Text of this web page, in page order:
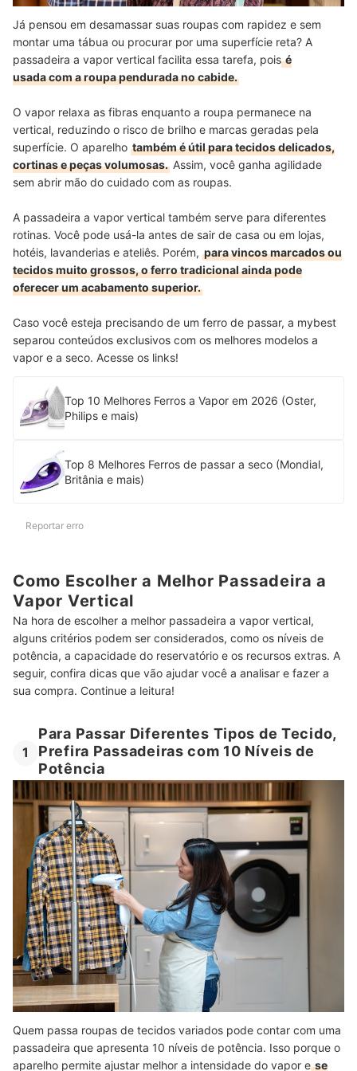
Já pensou em desamassar suas roupas com rapidez e sem
montar uma tábua ou procurar por uma superfície reta? A
passadeira a vapor vertical facilita essa tarefa, poisé
usada com a roupa pendurada no cabide.
O vapor relaxa as fibras enquanto a roupa permanece na
vertical, reduzindo o risco de brilho e marcas geradas pela
superfície. O aparelho também é útil para tecidos delicados,
cortinas e peças volumosas. Assim, você ganha agilidade
sem abrir mão do cuidado com as roupas.
A passadeira a vapor vertical também serve para diferentes
rotinas. Você pode usá-la antes de sair de casa ou em lojas,
hotéis, lavanderias e ateliês. Porém, para vincos marcados ou
tecidos muito grossos, o ferro tradicional ainda pode
oferecer um acabamento superior.
Caso você esteja precisando de um ferro de passar, a mybest
separou conteúdos exclusivos com os melhores modelos a
vapor e a seco. Acesse os links!
Top 10 Melhores Ferros a Vapor em 2026 (Oster,
Philips e mais)
Top 8 Melhores Ferros de passar a seco (Mondial,
Britânia e mais)
Reportar erro
Como Escolher a Melhor Passadeira a
Vapor Vertical
Na hora de escolher a melhor passadeira a vapor vertical,
alguns critérios podem ser considerados, como os níveis de
potência, a capacidade do reservatório e os recursos extras. A
seguir, confira dicas que vão ajudar você a analisar e fazer a
sua compra. Continue a leitura!
1
Para Passar Diferentes Tipos de Tecido,
Prefira Passadeiras com 10 Níveis de
Potência
Quem passa roupas de tecidos variados pode contar com uma
passadeira que apresenta 10 níveis de potência. Isso porque o
aparelho permite ajustar melhor a intensidade do vapor ese